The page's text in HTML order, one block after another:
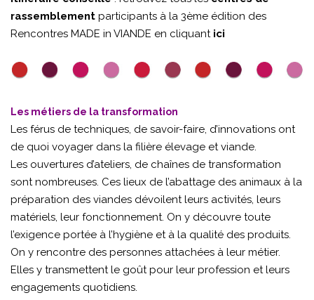
rassemblement participants à la 3ème édition des
Rencontres MADE in VIANDE en cliquant ici
Les métiers de la transformation
Les férus de techniques, de savoir-faire, d’innovations ont
de quoi voyager dans la filière élevage et viande.
Les ouvertures d’ateliers, de chaînes de transformation
sont nombreuses. Ces lieux de l’abattage des animaux à la
préparation des viandes dévoilent leurs activités, leurs
matériels, leur fonctionnement. On y découvre toute
l’exigence portée à l’hygiène et à la qualité des produits.
On y rencontre des personnes attachées à leur métier.
Elles y transmettent le goût pour leur profession et leurs
engagements quotidiens.